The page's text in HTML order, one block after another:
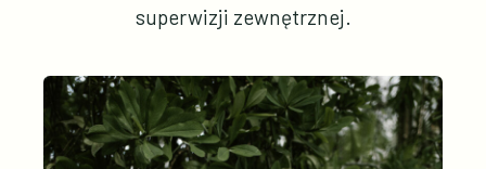
superwizji zewnętrznej.